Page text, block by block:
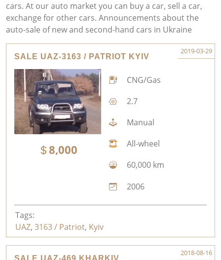
cars. At our auto market you can buy a car, sell a car,
exchange for other cars. Announcements about the
auto-sale of new and second-hand cars in Ukraine
SALE UAZ-3163 / PATRIOT KYIV
2019-03-29
8,000
CNG/Gas
2.7
Manual
All-wheel
60,000 km
2006
Tags:
UAZ, 3163 / Patriot, Kyiv
2018-08-16